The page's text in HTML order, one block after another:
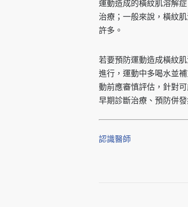
運動造成的橫紋肌溶解
治療；一般來說，橫紋
許多。
若要預防運動造成橫紋
進行，運動中多喝水並
動前應審慎評估，針對
早期診斷治療、預防併發
認識醫師